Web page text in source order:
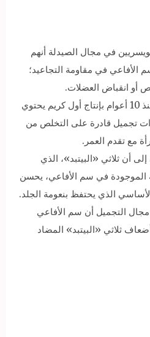
في مجال الصيدلة أنهم
فوائد سم الأفاعي في مقاومة التجاعيد؛
أو انقباض العضلات.
وقامت معامل «جارانسيا» منذ 10 أعوام بإنتاج أول كريم يحتوي
تجميل قادرة على التخلص من
مع تقدم العمر.
أن ثلاثي «البيتبد»، الذي
الموجودة في سم الأفاعي، يحسن
الذي يحتفظ بنعومة الجلد.
مجال التجميل أن سم الأفاعي
ثلاثة أضعاف ثلاثي «البيتبد» المضاد